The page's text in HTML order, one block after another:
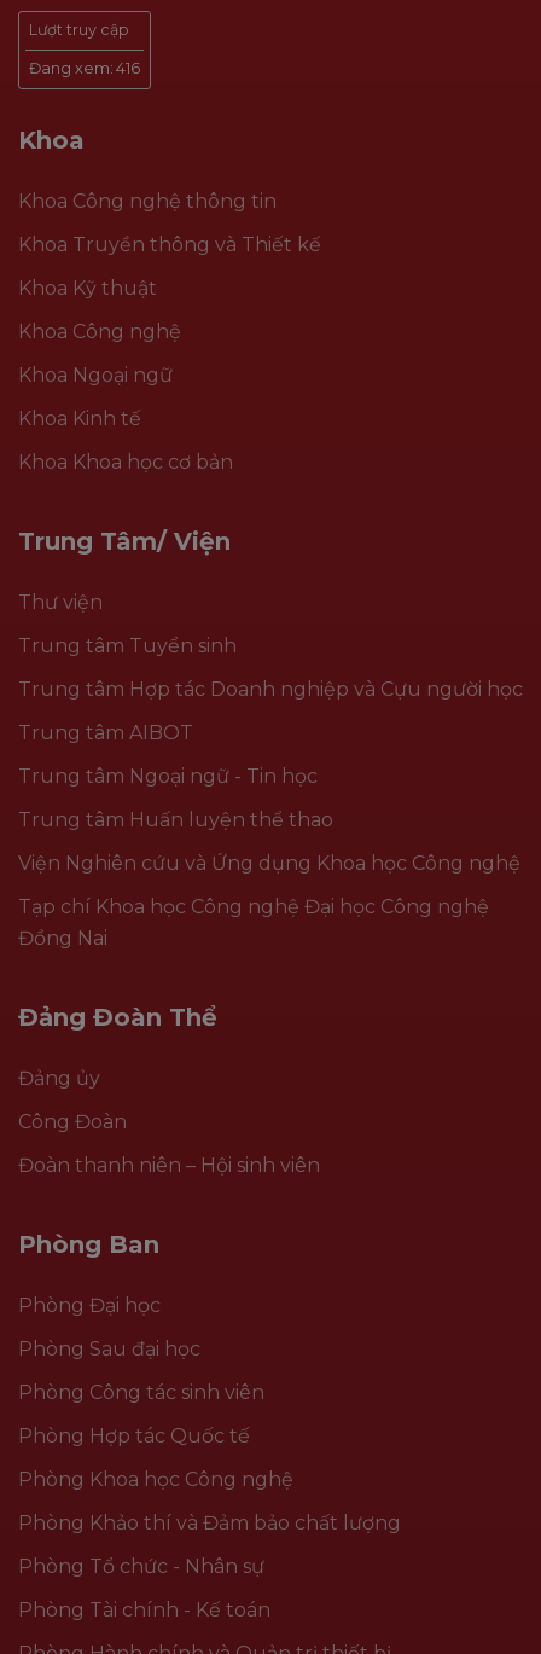
Lượt truy cập
Đang xem: 416
Khoa
Khoa Công nghệ thông tin
Khoa Truyền thông và Thiết kế
Khoa Kỹ thuật
Khoa Công nghệ
Khoa Ngoại ngữ
Khoa Kinh tế
Khoa Khoa học cơ bản
Trung Tâm/ Viện
Thư viện
Trung tâm Tuyển sinh
Trung tâm Hợp tác Doanh nghiệp và Cựu người học
Trung tâm AIBOT
Trung tâm Ngoại ngữ - Tin học
Trung tâm Huấn luyện thể thao
Viện Nghiên cứu và Ứng dụng Khoa học Công nghệ
Tạp chí Khoa học Công nghệ Đại học Công nghệ
Đồng Nai
Đảng Đoàn Thể
Đảng ủy
Công Đoàn
Đoàn thanh niên – Hội sinh viên
Phòng Ban
Phòng Đại học
Phòng Sau đại học
Phòng Công tác sinh viên
Phòng Hợp tác Quốc tế
Phòng Khoa học Công nghệ
Phòng Khảo thí và Đảm bảo chất lượng
Phòng Tổ chức - Nhân sự
Phòng Tài chính - Kế toán